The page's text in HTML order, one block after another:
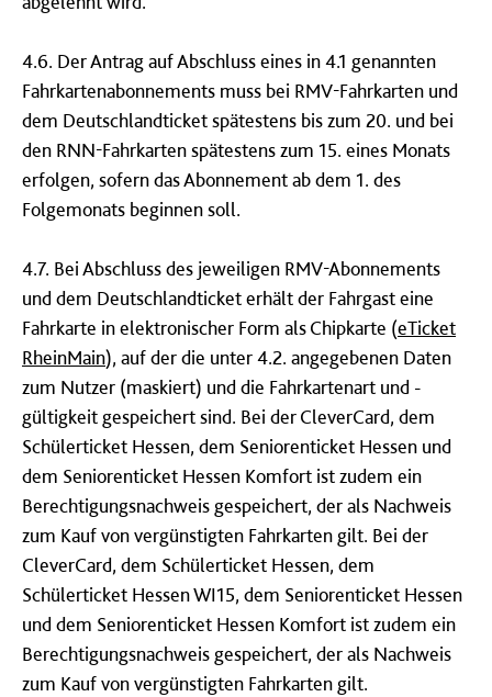
4.6. Der Antrag auf Abschluss eines in 4.1 genannten
Fahrkartenabonnements muss bei RMV-Fahrkarten und
dem Deutschlandticket spätestens bis zum 20. und bei
den RNN-Fahrkarten spätestens zum 15. eines Monats
erfolgen, sofern das Abonnement ab dem 1. des
Folgemonats beginnen soll.
4.7. Bei Abschluss des jeweiligen RMV-Abonnements
und dem Deutschlandticket erhält der Fahrgast eine
Fahrkarte in elektronischer Form als Chipkarte (eTicket
RheinMain), auf der die unter 4.2. angegebenen Daten
zum Nutzer (maskiert) und die Fahrkartenart und -
gültigkeit gespeichert sind. Bei der CleverCard, dem
Schülerticket Hessen, dem Seniorenticket Hessen und
dem Seniorenticket Hessen Komfort ist zudem ein
Berechtigungsnachweis gespeichert, der als Nachweis
zum Kauf von vergünstigten Fahrkarten gilt. Bei der
CleverCard, dem Schülerticket Hessen, dem
Schülerticket Hessen WI15, dem Seniorenticket Hessen
und dem Seniorenticket Hessen Komfort ist zudem ein
Berechtigungsnachweis gespeichert, der als Nachweis
zum Kauf von vergünstigten Fahrkarten gilt.